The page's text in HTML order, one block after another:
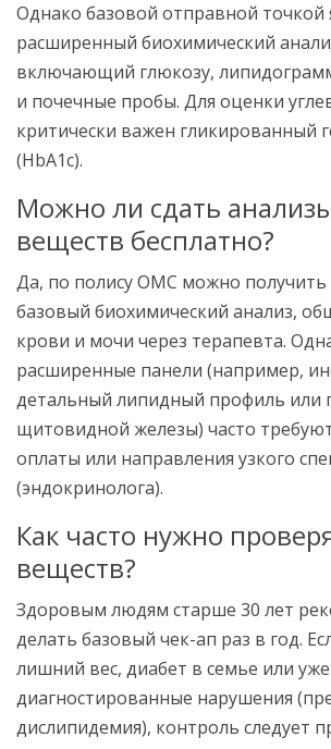
Однако базовой отправной точкой
расширенный биохимический
включающий глюкозу,
и почечные пробы. Для оценки
критически важен гликированный
(HbA1c).
Можно ли сдать
веществ бесплатно?
Да, по полису ОМС можно получить
базовый биохимический анализ,
крови и мочи через терапевта.
расширенные панели (например,
детальный липидный профиль или
щитовидной железы) часто
оплаты или направления узкого
(эндокринолога).
Как часто нужно
веществ?
Здоровым людям старше 30 лет
делать базовый чек-ап раз в год.
лишний вес, диабет в семье или уже
диагностированные нарушения
дислипидемия), контроль следует